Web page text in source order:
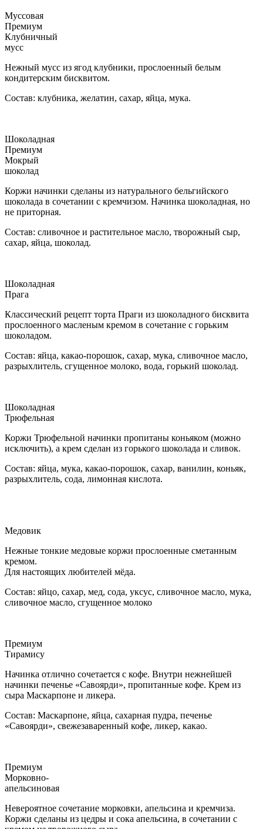
Муссовая
Премиум
Клубничный
мусс
Нежный мусс из ягод клубники, прослоенный белым
кондитерским бисквитом.
Состав: клубника, желатин, сахар, яйца, мука.
Шоколадная
Премиум
Мокрый
шоколад
Коржи начинки сделаны из натурального бельгийского
шоколада в сочетании с кремчизом. Начинка шоколадная, но
не приторная.
Состав: сливочное и растительное масло, творожный сыр,
сахар, яйца, шоколад.
Шоколадная
Прага
Классический рецепт торта Праги из шоколадного бисквита
прослоенного масленым кремом в сочетание с горьким
шоколадом.
Состав: яйца, какао-порошок, сахар, мука, сливочное масло,
разрыхлитель, сгущенное молоко, вода, горький шоколад.
Шоколадная
Трюфельная
Коржи Трюфельной начинки пропитаны коньяком (можно
исключить), а крем сделан из горького шоколада и сливок.
Состав: яйца, мука, какао-порошок, сахар, ванилин, коньяк,
разрыхлитель, сода, лимонная кислота.
Медовик
Нежные тонкие медовые коржи прослоенные сметанным
кремом.
Для настоящих любителей мёда.
Состав: яйцо, сахар, мед, сода, уксус, сливочное масло, мука,
сливочное масло, сгущенное молоко
Премиум
Тирамису
Начинка отлично сочетается с кофе. Внутри нежнейшей
начинки печенье «Савоярди», пропитанные кофе. Крем из
сыра Маскарпоне и ликера.
Состав: Маскарпоне, яйца, сахарная пудра, печенье
«Савоярди», свежезаваренный кофе, ликер, какао.
Премиум
Морковно-
апельсиновая
Невероятное сочетание морковки, апельсина и кремчиза.
Коржи сделаны из цедры и сока апельсина, в сочетании с